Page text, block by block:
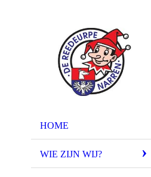
HOME
WIE ZIJN WIJ?